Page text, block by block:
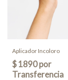
Aplicador Incoloro